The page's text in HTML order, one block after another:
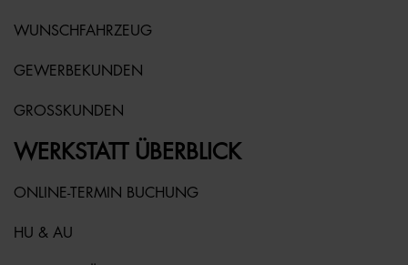
WUNSCHFAHRZEUG
GEWERBEKUNDEN
GROSSKUNDEN
WERKSTATT ÜBERBLICK
ONLINE-TERMIN BUCHUNG
HU & AU